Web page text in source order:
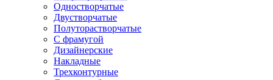
Одностворчатые
Двустворчатые
Полуторастворчатые
С фрамугой
Дизайнерские
Накладные
Трехконтурные